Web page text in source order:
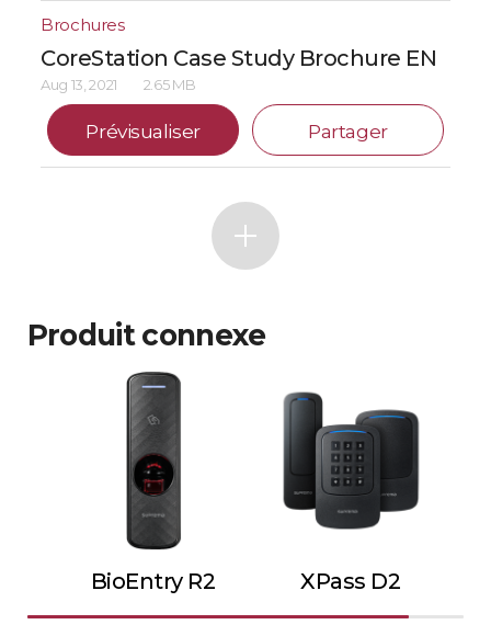
Brochures
CoreStation Case Study Brochure EN
Aug 13, 2021 2.65 MB
Prévisualiser Partager
Produit connexe
BioEntry R2 XPass D2